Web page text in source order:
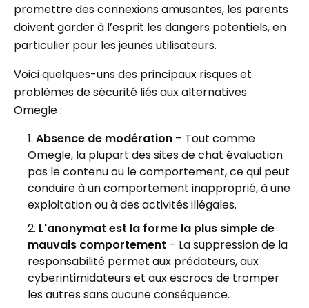
promettre des connexions amusantes, les parents
doivent garder à l’esprit les dangers potentiels, en
particulier pour les jeunes utilisateurs.
Voici quelques-uns des principaux risques et
problèmes de sécurité liés aux alternatives
Omegle :
Absence de modération – Tout comme
Omegle, la plupart des sites de chat évaluation
pas le contenu ou le comportement, ce qui peut
conduire à un comportement inapproprié, à une
exploitation ou à des activités illégales.
L'anonymat est la forme la plus simple de
mauvais comportement – La suppression de la
responsabilité permet aux prédateurs, aux
cyberintimidateurs et aux escrocs de tromper
les autres sans aucune conséquence.